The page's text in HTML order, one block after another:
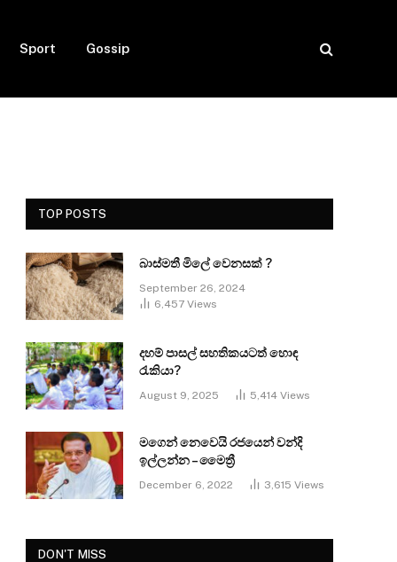
Sport Gossip
TOP POSTS
බාස්මතී මිලේ වෙනසක් ?
September 26, 2024
6,457 Views
දහම් පාසල් සහතිකයටත් හොඳ
රැකියා?
August 9, 2025 5,414 Views
මගෙන් නෙවෙයි රජයෙන් වන්දි
ඉල්ලන්න – මෛත්‍රී
December 6, 2022 3,615 Views
DON'T MISS